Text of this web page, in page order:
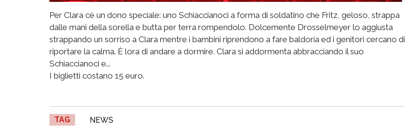
Per Clara cè un dono speciale: uno Schiaccianoci a forma di soldatino che Fritz, geloso, strappa
dalle mani della sorella e butta per terra rompendolo. Dolcemente Drosselmeyer lo aggiusta
strappando un sorriso a Clara mentre i bambini riprendono a fare baldoria ed i genitori cercano di
riportare la calma. È lora di andare a dormire. Clara si addormenta abbracciando il suo
Schiaccianoci e...
I biglietti costano 15 euro.
TAG NEWS